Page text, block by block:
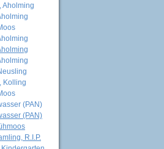
Aholming
Kolling
(PAN)
(PAN)
R.I.P.